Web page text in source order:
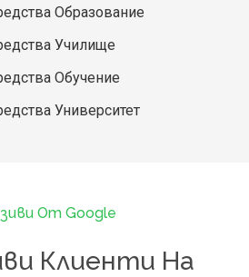
Образование
Училище
Обучение
Университет
От Google
Клиенти На